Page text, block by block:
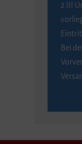
2 III
Bei